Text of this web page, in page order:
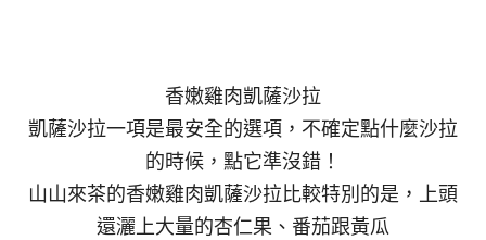
香嫩雞肉凱薩沙拉
凱薩沙拉一項是最安全的選項，不確定點什麼沙拉
的時候，點它準沒錯！
山山來茶的香嫩雞肉凱薩沙拉比較特別的是，上頭
還灑上大量的杏仁果、番茄跟黃瓜